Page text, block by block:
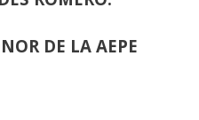
DE LA AEPE